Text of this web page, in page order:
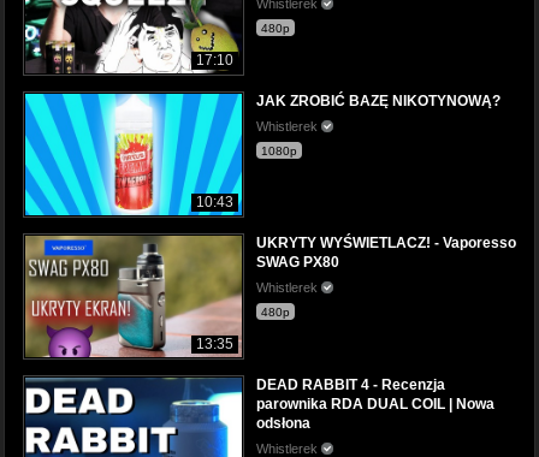
17:10
Whistlerek
480p
10:43
JAK ZROBIĆ BAZĘ NIKOTYNOWĄ?
Whistlerek
1080p
13:35
UKRYTY WYŚWIETLACZ! - Vaporesso
SWAG PX80
Whistlerek
480p
DEAD RABBIT 4 - Recenzja
parownika RDA DUAL COIL | Nowa
odsłona
Whistlerek